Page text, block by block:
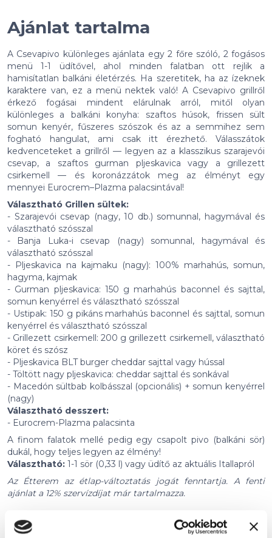
Ajánlat tartalma
A Csevapivo különleges ajánlata egy 2 főre szóló, 2 fogásos
menü 1-1 üdítővel, ahol minden falatban ott rejlik a
hamisítatlan balkáni életérzés. Ha szeretitek, ha az ízeknek
karaktere van, ez a menü nektek való! A Csevapivo grillről
érkező fogásai mindent elárulnak arról, mitől olyan
különleges a balkáni konyha: szaftos húsok, frissen sült
somun kenyér, fűszeres szószok és az a semmihez sem
fogható hangulat, ami csak itt érezhető. Válasszátok
kedvenceteket a grillről — legyen az a klasszikus szarajevói
csevap, a szaftos gurman pljeskavica vagy a grillezett
csirkemell — és koronázzátok meg az élményt egy
mennyei Eurocrem–Plazma palacsintával!
Választható Grillen sültek:
- Szarajevói csevap (nagy, 10 db.) somunnal, hagymával és
választható szósszal
- Banja Luka-i csevap (nagy) somunnal, hagymával és
választható szósszal
- Pljeskavica na kajmaku (nagy): 100% marhahús, somun,
hagyma, kajmak
- Gurman pljeskavica: 150 g marhahús baconnel és sajttal,
somun kenyérrel és választható szósszal
- Ustipak: 150 g pikáns marhahús baconnel és sajttal, somun
kenyérrel és választható szósszal
- Grillezett csirkemell: 200 g grillezett csirkemell, választható
köret és szósz
- Pljeskavica BLT burger cheddar sajttal vagy hússal
- Töltött nagy pljeskavica: cheddar sajttal és sonkával
- Macedón sültbab kolbásszal (opcionális) + somun kenyérrel
(nagy)
Választható desszert:
- Eurocrem-Plazma palacsinta
A finom falatok mellé pedig egy csapolt pivo (balkáni sör)
dukál, hogy teljes legyen az élmény!
Választható: 1-1 sör (0,33 l) vagy üdítő az aktuális Itallapról
Az Étterem az étlap-változtatás jogát fenntartja. A fenti
ajánlat a 12% szervízdíjat már tartalmazza.
Érvényesség